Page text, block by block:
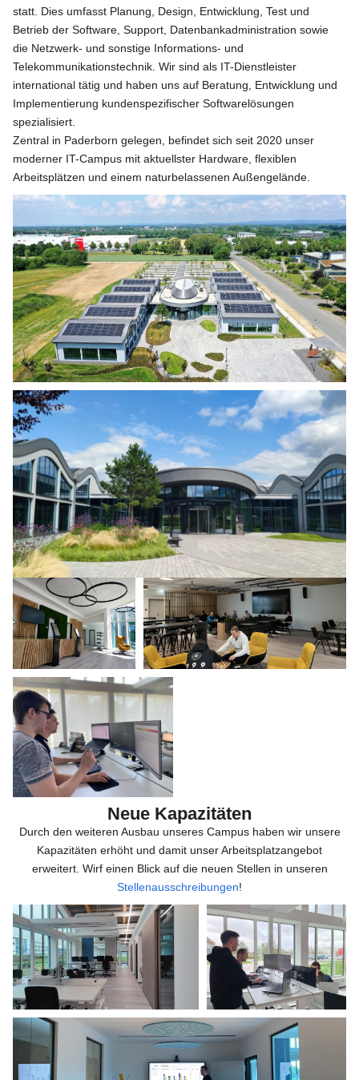
statt. Dies umfasst Planung, Design, Entwicklung, Test und
Betrieb der Software, Support, Datenbankadministration sowie
die Netzwerk- und sonstige Informations- und
Telekommunikationstechnik. Wir sind als IT-Dienstleister
international tätig und haben uns auf Beratung, Entwicklung und
Implementierung kundenspezifischer Softwarelösungen
spezialisiert.
Zentral in Paderborn gelegen, befindet sich seit 2020 unser
moderner IT-Campus mit aktuellster Hardware, flexiblen
Arbeitsplätzen und einem naturbelassenen Außengelände.
Neue Kapazitäten
Durch den weiteren Ausbau unseres Campus haben wir unsere
Kapazitäten erhöht und damit unser Arbeitsplatzangebot
erweitert. Wirf einen Blick auf die neuen Stellen in unseren
Stellenausschreibungen!